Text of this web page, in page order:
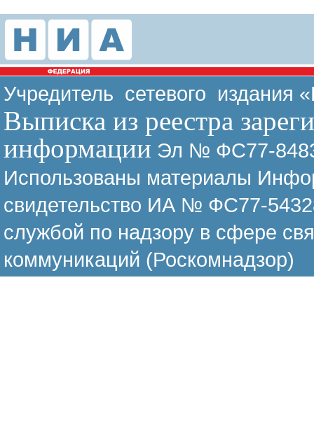
Учредитель сетевого издания
Выписка из реестра
информации Эл № ФС77-
Использованы материалы
свидетельство ИА № ФС77-
службой по надзору в сфере
коммуникаций (Роскомнадзор)